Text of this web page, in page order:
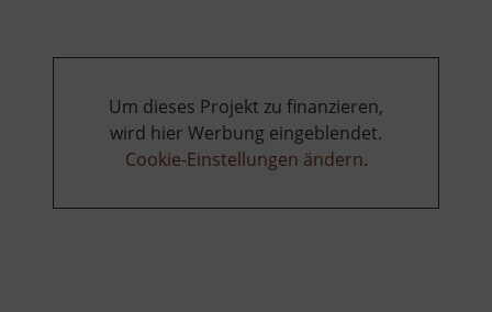
Um dieses Projekt zu finanzieren,
wird hier Werbung eingeblendet.
Cookie-Einstellungen ändern.